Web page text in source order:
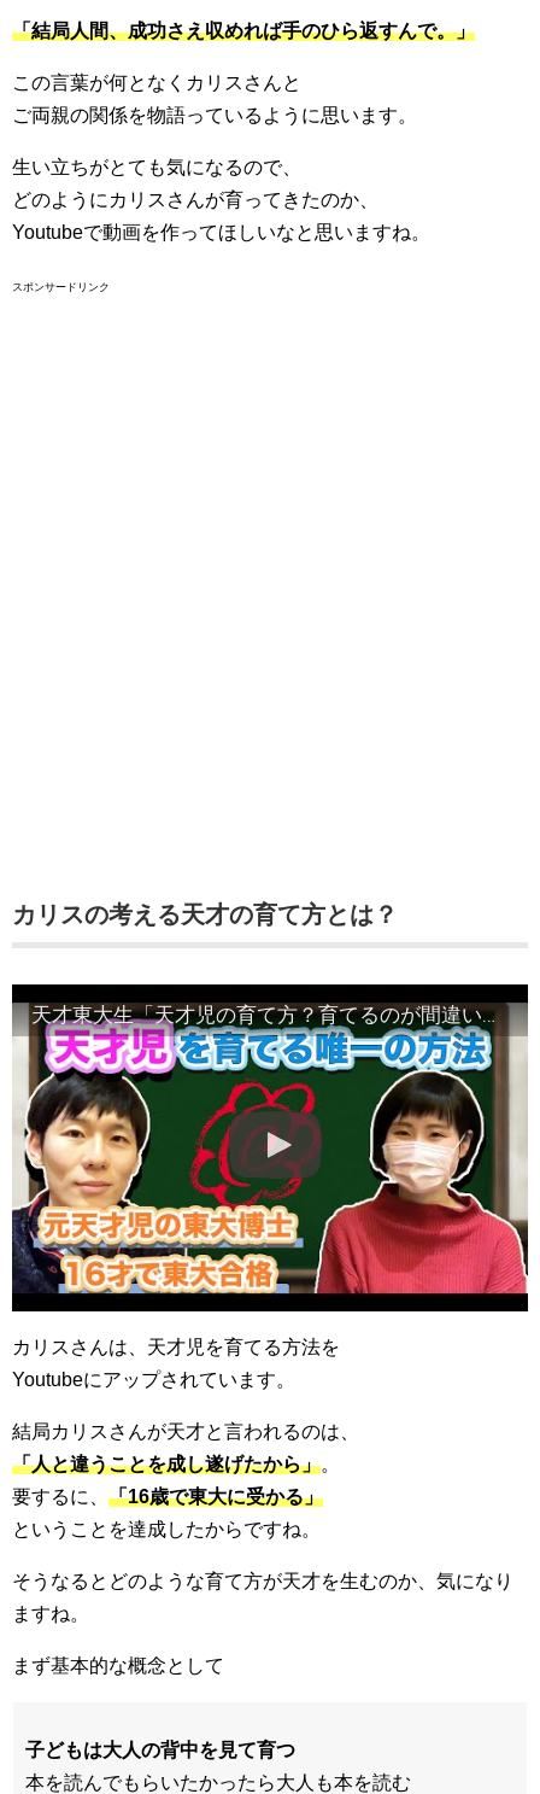
「結局人間、成功さえ収めれば手のひら返すんで。」
この言葉が何となくカリスさんと
ご両親の関係を物語っているように思います。
生い立ちがとても気になるので、
どのようにカリスさんが育ってきたのか、
Youtubeで動画を作ってほしいなと思いますね。
スポンサードリンク
カリスの考える天才の育て方とは？
天才東大生「天才児の育て方？育てるのが間違い！」親や教師必見
カリスさんは、天才児を育てる方法を
Youtubeにアップされています。
結局カリスさんが天才と言われるのは、
「人と違うことを成し遂げたから」。
要するに、 「16歳で東大に受かる」
ということを達成したからですね。
そうなるとどのような育て方が天才を生むのか、気になり
ますね。
まず基本的な概念として
子どもは大人の背中を見て育つ
本を読んでもらいたかったら大人も本を読む